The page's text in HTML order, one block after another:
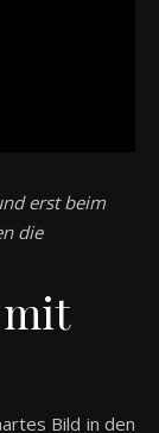
erst beim
die
Bild in den